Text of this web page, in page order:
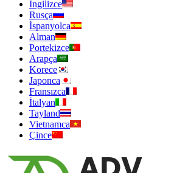
İngilizce
Rusça
İspanyolca
Alman
Portekizce
Arapça
Korece
Japonca
Fransızca
İtalyan
Tayland
Vietnamca
Çince